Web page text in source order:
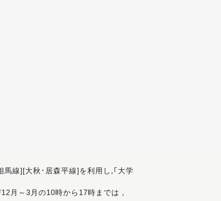
線][大秋･居森平線]を利用し,｢大学
月～3月の10時から17時までは，